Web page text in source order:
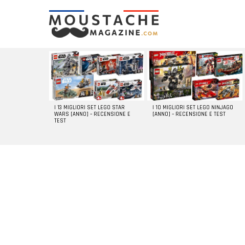
LATEST
STORIES
I 13 MIGLIORI SET LEGO STAR
WARS [ANNO] – RECENSIONE E
TEST
I 10 MIGLIORI SET LEGO NINJAGO
[ANNO] – RECENSIONE E TEST